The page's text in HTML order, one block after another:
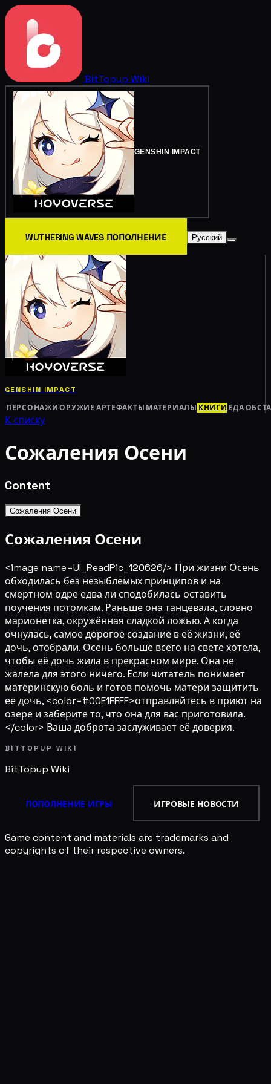
BitTopup Wiki
GENSHIN IMPACT
WUTHERING WAVES ПОПОЛНЕНИЕ Русский
GENSHIN IMPACT
ПЕРСОНАЖИ ОРУЖИЕ АРТЕФАКТЫ МАТЕРИАЛЫ КНИГИ ЕДА
К списку
Сожаления Осени
Content
Сожаления Осени
Сожаления Осени
<image name=UI_ReadPic_120626/> При жизни Осень
обходилась без незыблемых принципов и на
смертном одре едва ли сподобилась оставить
поучения потомкам. Раньше она танцевала, словно
марионетка, окружённая сладкой ложью. А когда
очнулась, самое дорогое создание в её жизни, её
дочь, отобрали. Осень больше всего на свете хотела,
чтобы её дочь жила в прекрасном мире. Она не
жалела для этого ничего. Если читатель понимает
материнскую боль и готов помочь матери защитить
её дочь, <color=#00E1FFFF>отправляйтесь в приют на
озере и заберите то, что она для вас приготовила.
</color> Ваша доброта заслуживает её доверия.
BITTOPUP WIKI
BitTopup Wiki
ПОПОЛНЕНИЕ ИГРЫ ИГРОВЫЕ НОВОСТИ
Game content and materials are trademarks and
copyrights of their respective owners.